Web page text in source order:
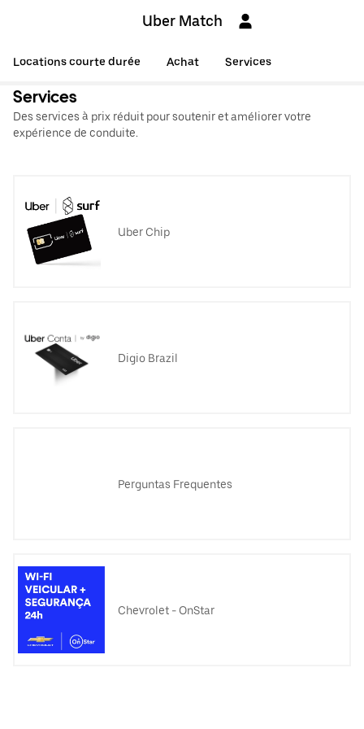
Uber Match
Locations courte durée Achat Services
Services
Des services à prix réduit pour soutenir et améliorer votre
expérience de conduite.
Uber Chip
Digio Brazil
Perguntas Frequentes
Chevrolet - OnStar